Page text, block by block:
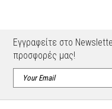
Εγγραφείτε στο
προσφορές μας!